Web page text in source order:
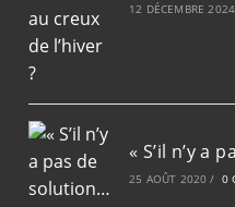
12 DÉCEMBRE 2024
« S’il n’y a
25 AOÛT 2020 / 0